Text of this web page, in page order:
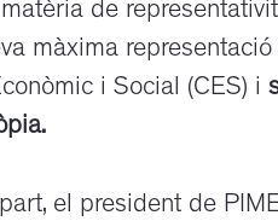
de
màxima
i Social (CES) i
el president de